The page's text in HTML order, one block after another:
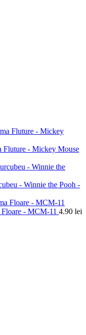
Fluture - Mickey Mouse
- Winnie the Pooh -
- MCM-11 4.90 lei